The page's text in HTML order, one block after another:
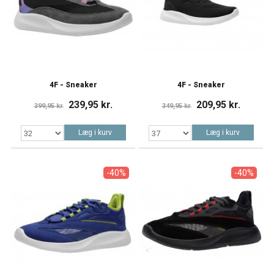
4F - Sneaker
399,95 kr. 239,95 kr.
Læg i kurv
4F - Sneaker
349,95 kr. 209,95 kr.
Læg i kurv
-40% -40%